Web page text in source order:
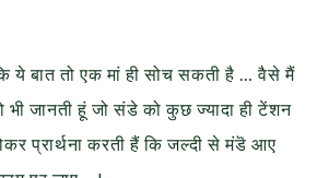
ये बात तो एक मां ही सोच सकती है … वैसे मैं
जानती हूं जो संडे को कुछ ज्यादा ही टेंशन
प्रार्थना करती हैं कि जल्दी से मंडॆ आए